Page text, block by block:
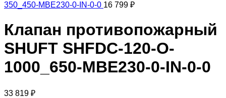
350_450-MBE230-0-IN-0-0 16 799 ₽
Клапан противопожарный
SHUFT SHFDC-120-O-
1000_650-MBE230-0-IN-0-0
33 819 ₽